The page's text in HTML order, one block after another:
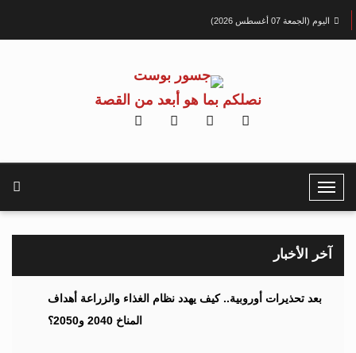
اليوم (الجمعة 07 أغسطس 2026)
نصلكم بما هو أبعد من القصة
T
o
g
N
آخر الأخبار
بعد تحذيرات أوروبية.. كيف يهدد نظام الغذاء والزراعة أهداف
المناخ 2040 و2050؟